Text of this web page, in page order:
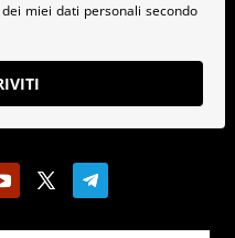
miei dati personali secondo